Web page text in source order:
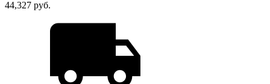
44,327 руб.